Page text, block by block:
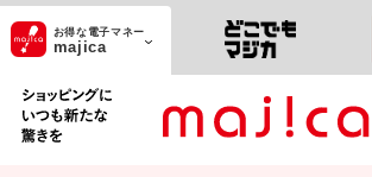
ショッピングにいつ
お得な電子マネー
majica